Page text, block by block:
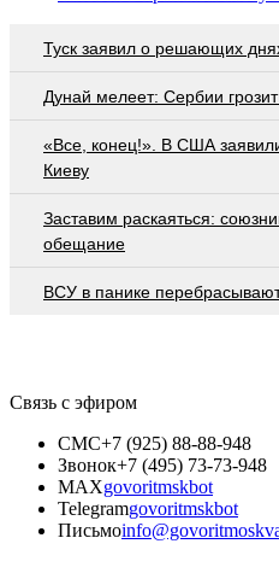
Туск заявил о решающих
Дунай мелеет: Сербии
«Все, конец!». В США
Киеву
Заставим раскаяться:
обещание
ВСУ в панике
Связь с эфиром
СМС+7 (925) 88-88-948
Звонок+7 (495) 73-73-948
MAXgovoritmskbot
Telegramgovoritmskbot
Письмо